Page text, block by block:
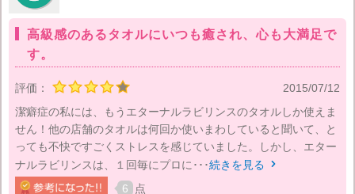
高級感のあるタオルにいつも癒され、心も大満足で
す。
評価：
2015/07/12
潔癖症の私には、もうエターナルラビリンスのタオルしか使えま
せん！他の店舗のタオルは何回か使いまわしていると聞いて、と
っても不快ですごくストレスを感じていました。しかし、エター
ナルラビリンスは、１回毎にプロに･･･続きを見る 
6 点